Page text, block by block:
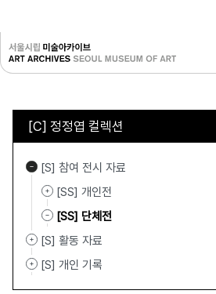
[C] 정정엽 컬렉션
[S] 참여 전시 자료
[SS] 개인전
[SS] 단체전
[S] 활동 자료
[S] 개인 기록